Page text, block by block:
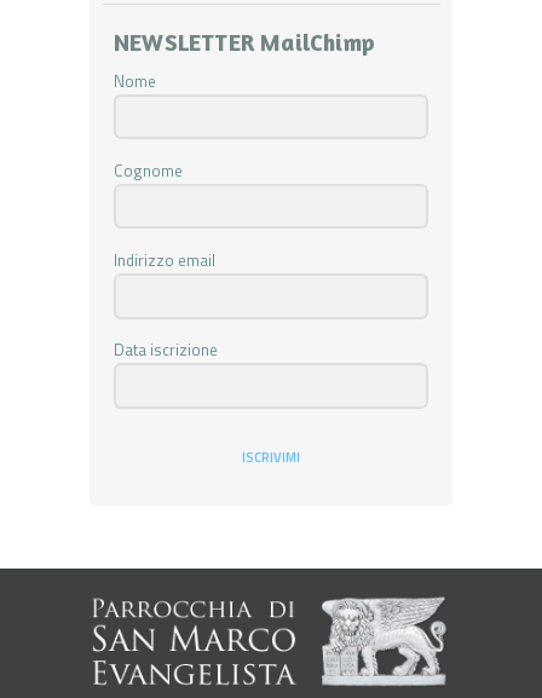
NEWSLETTER MailChimp
Nome
Cognome
Indirizzo email
Data iscrizione
ISCRIVIMI